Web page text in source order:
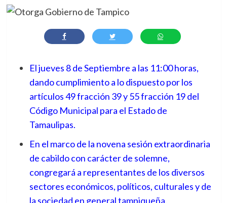
El jueves 8 de Septiembre a las 11:00 horas,
dando cumplimiento a lo dispuesto por los
artículos 49 fracción 39 y 55 fracción 19 del
Código Municipal para el Estado de
Tamaulipas.
En el marco de la novena sesión extraordinaria
de cabildo con carácter de solemne,
congregará a representantes de los diversos
sectores económicos, políticos, culturales y de
la sociedad en general tampiqueña.